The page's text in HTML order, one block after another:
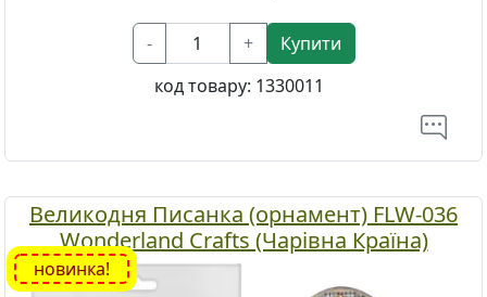
- +
Купити
код товару: 1330011
Великодня Писанка (орнамент) FLW-036
Wonderland Crafts (Чарівна Країна)
новинка!